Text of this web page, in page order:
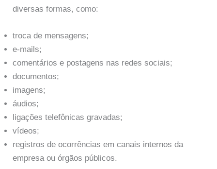
diversas formas, como:
troca de mensagens;
e-mails;
comentários e postagens nas redes sociais;
documentos;
imagens;
áudios;
ligações telefônicas gravadas;
vídeos;
registros de ocorrências em canais internos da
empresa ou órgãos públicos.